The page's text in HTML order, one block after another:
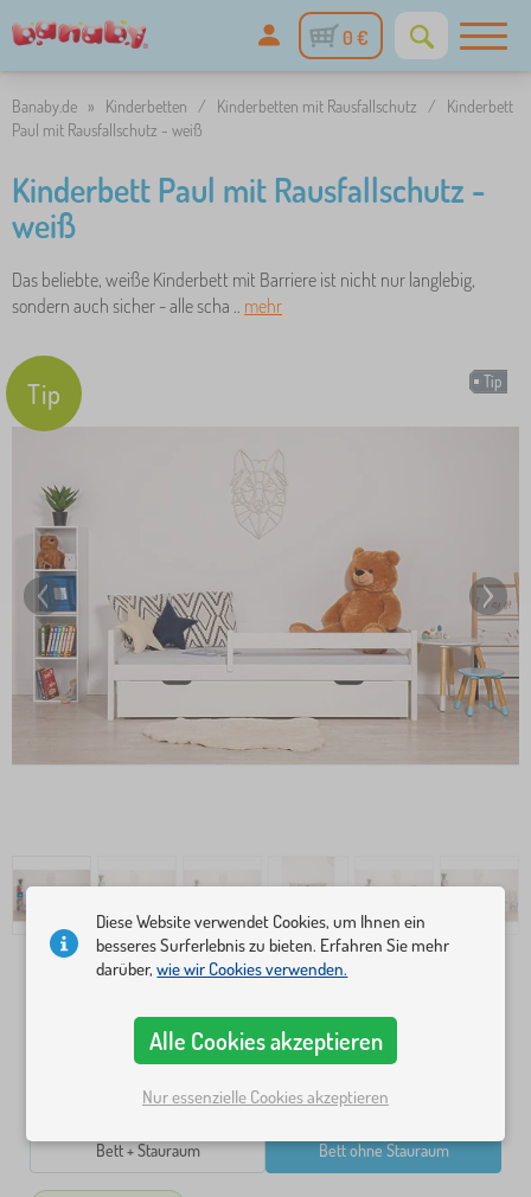
0 €
Banaby.de » Kinderbetten / Kinderbetten mit Rausfallschutz /
Kinderbett
Paul mit Rausfallschutz - weiß
Kinderbett Paul mit Rausfallschutz -
weiß
Das beliebte, weiße Kinderbett mit Barriere ist nicht nur langlebig,
sondern auch sicher - alle scha .. mehr
Tip
Tip
Bettmaße
140x70 cm 160x80 cm
180x80 cm 200x90 cm
Bett + Stauraum Bett ohne Stauraum
Diese Website verwendet Cookies, um Ihnen ein
besseres Surferlebnis zu bieten. Erfahren Sie mehr
darüber,wie wir Cookies verwenden.
Alle Cookies akzeptieren
Nur essenzielle Cookies akzeptieren